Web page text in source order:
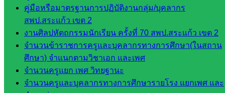
คู่มือหรือมาตรฐานการปฏิบัติงานกลุ่ม/บุคลากร
สพป.สระแก้ว เขต 2
งานศิลปหัตถกรรมนักเรียน ครั้งที่ 70 สพป.สระแก้ว เขต 2
จำนวนข้าราชการครูและบุคลากรทางการศึกษา(ในสถาน
ศึกษา) จำแนกตามวิชาเอก และเพศ
จำนวนครูแยก เพศ วิทยฐานะ
จำนวนครูและบุคลากรทางการศึกษารายโรง แยกเพศ และ
กลุ่มนิ
เทศ
ติดตาม
และประ
เมินผลฯ
เว็บไซต์
หลักสูตร